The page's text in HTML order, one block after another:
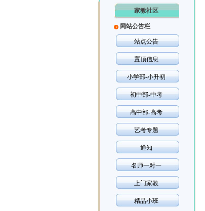
家教社区
网站公告栏
站点公告
置顶信息
小学部-小升初
初中部-中考
高中部-高考
艺考专题
通知
名师一对一
上门家教
精品小班